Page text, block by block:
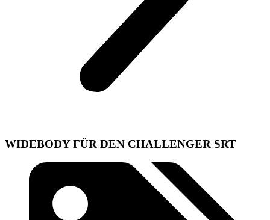
WIDEBODY FÜR DEN CHALLENGER SRT